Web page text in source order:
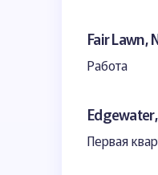
Fair Lawn,
Работа
Edgewater,
Первая